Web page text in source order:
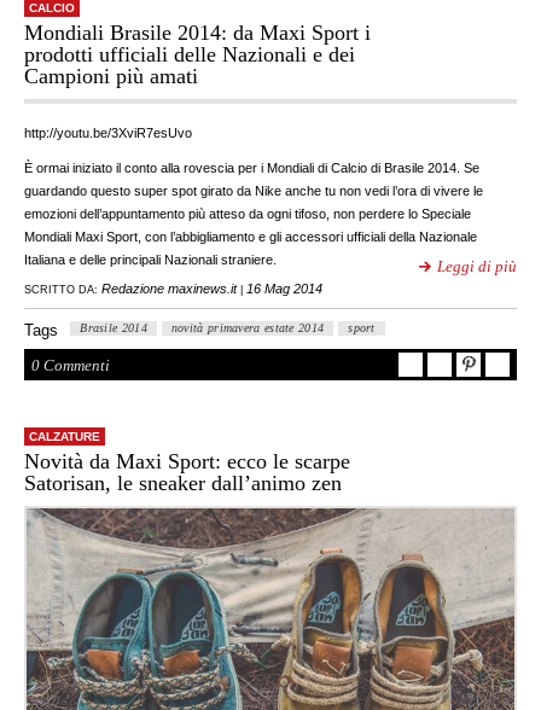
CALCIO
Mondiali Brasile 2014: da Maxi Sport i
prodotti ufficiali delle Nazionali e dei
Campioni più amati
http://youtu.be/3XviR7esUvo
È ormai iniziato il conto alla rovescia per i Mondiali di Calcio di Brasile 2014. Se
guardando questo super spot girato da Nike anche tu non vedi l’ora di vivere le
emozioni dell’appuntamento più atteso da ogni tifoso, non perdere lo Speciale
Mondiali Maxi Sport, con l’abbigliamento e gli accessori ufficiali della Nazionale
Italiana e delle principali Nazionali straniere.
Leggi di più
SCRITTO DA: Redazione maxinews.it 16 Mag 2014
Tags Brasile 2014 novità primavera estate 2014 sport
0 Commenti
CALZATURE
Novità da Maxi Sport: ecco le scarpe
Satorisan, le sneaker dall’animo zen